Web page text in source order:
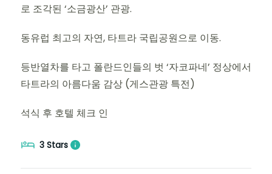
로 조각된 ‘소금광산’ 관광.
동유럽 최고의 자연, 타트라 국립공원으로 이동.
등반열차를 타고 폴란드인들의 벗 ‘자코파네’ 정상에서
타트라의 아름다움 감상 (게스관광 특전)
석식 후 호텔 체크 인
3 Stars